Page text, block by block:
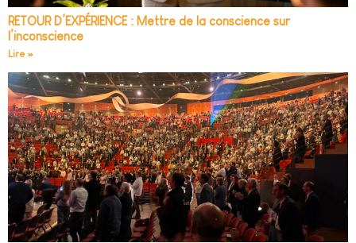
RETOUR D’EXPÉRIENCE : Mettre de la conscience sur
l’inconscience
Lire »